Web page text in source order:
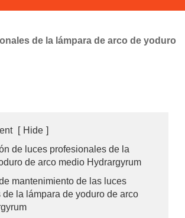
de la lámpara de arco de yoduro
[ Hide ]
de luces profesionales de la
de arco medio Hydrargyrum
mantenimiento de las luces
de la lámpara de yoduro de arco